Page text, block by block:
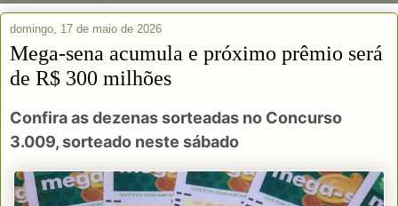
domingo, 17 de maio de 2026
Mega-sena acumula e próximo prêmio será
de R$ 300 milhões
Confira as dezenas sorteadas no Concurso
3.009, sorteado neste sábado